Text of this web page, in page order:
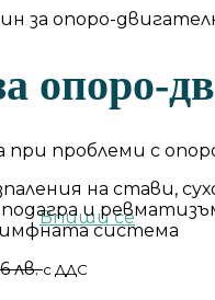
Впиши се
за опоро-
опоро-
проблеми с
на стави,
и
система
лв.с ДДС